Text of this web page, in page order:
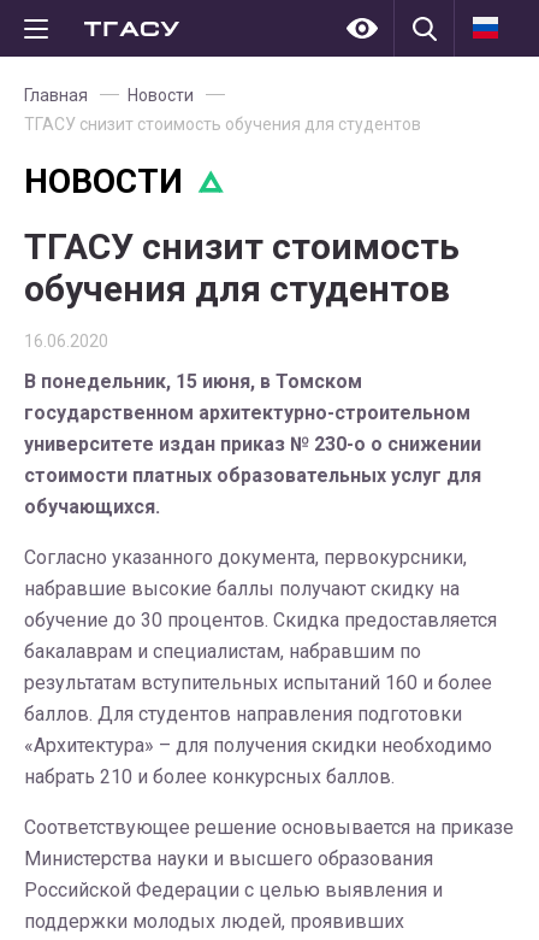
Главная
Новости
ТГАСУ снизит стоимость обучения для студентов
НОВОСТИ
ТГАСУ снизит стоимость
обучения для студентов
16.06.2020
В понедельник, 15 июня, в Томском
государственном архитектурно-строительном
университете издан приказ № 230-о о снижении
стоимости платных образовательных услуг для
обучающихся.
Согласно указанного документа, первокурсники,
набравшие высокие баллы получают скидку на
обучение до 30 процентов. Скидка предоставляется
бакалаврам и специалистам, набравшим по
результатам вступительных испытаний 160 и более
баллов. Для студентов направления подготовки
«Архитектура» – для получения скидки необходимо
набрать 210 и более конкурсных баллов.
Соответствующее решение основывается на приказе
Министерства науки и высшего образования
Российской Федерации с целью выявления и
поддержки молодых людей, проявивших